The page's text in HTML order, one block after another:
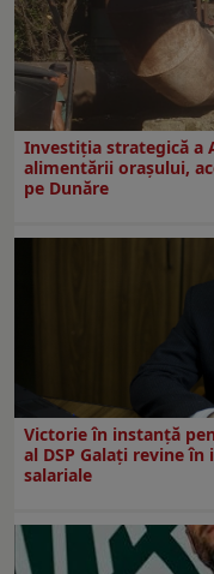
Investiția strategică a
alimentării orașului,
pe Dunăre
Victorie în instanță
al DSP Galați revine
salariale